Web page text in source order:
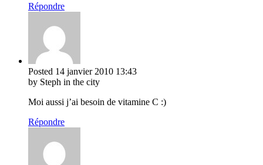
Répondre
Posted 14 janvier 2010 13:43
by Steph in the city
Moi aussi j’ai besoin de vitamine C :)
Répondre